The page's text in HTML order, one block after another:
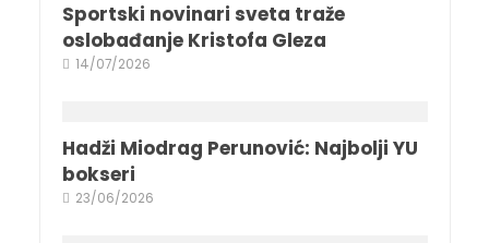
Sportski novinari sveta traže
oslobađanje Kristofa Gleza
14/07/2026
Hadži Miodrag Perunović: Najbolji YU
bokseri
23/06/2026